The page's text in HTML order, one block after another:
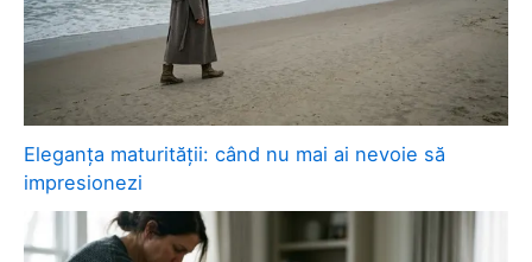
Eleganța maturității: când nu mai ai nevoie să
impresionezi